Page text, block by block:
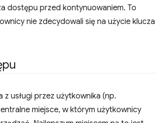
dostępu przed kontynuowaniem. To
nie zdecydowali się na użycie klucza
usługi przez użytkownika (np.
miejsce, w którym użytkownicy